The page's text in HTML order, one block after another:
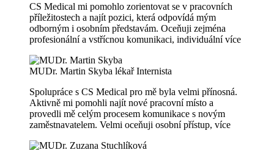
CS Medical mi pomohlo zorientovat se v pracovních
příležitostech a najít pozici, která odpovídá mým
odborným i osobním představám. Oceňuji zejména
profesionální a vstřícnou komunikaci, individuálnívíce
MUDr. Martin Skyba lékař Internista
Spolupráce s CS Medical pro mě byla velmi přínosná.
Aktivně mi pomohli najít nové pracovní místo a
provedli mě celým procesem komunikace s novým
zaměstnavatelem. Velmi oceňuji osobní přístup, více